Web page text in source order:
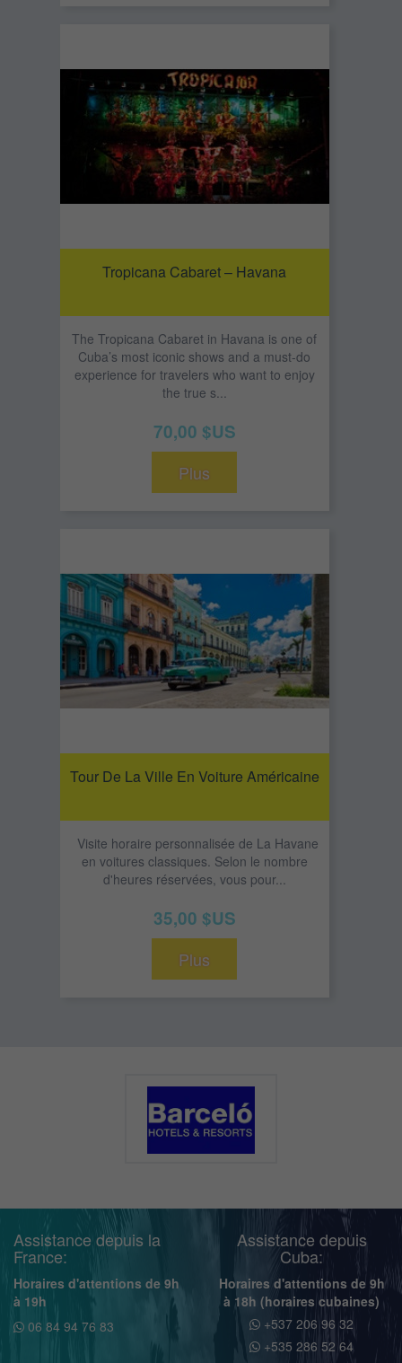
Tropicana Cabaret – Havana
The Tropicana Cabaret in Havana is one of
Cuba’s most iconic shows and a must-do
experience for travelers who want to enjoy
the true s...
70,00 $US
Plus
Tour De La Ville En Voiture Américaine
Visite horaire personnalisée de La Havane
en voitures classiques. Selon le nombre
d'heures réservées, vous pour...
35,00 $US
Plus
Assistance depuis la
France:
Horaires d'attentions de 9h
à 19h
06 84 94 76 83
Assistance depuis
Cuba:
Horaires d'attentions de 9h
à 18h (horaires cubaines)
+537 206 96 32
+535 286 52 64